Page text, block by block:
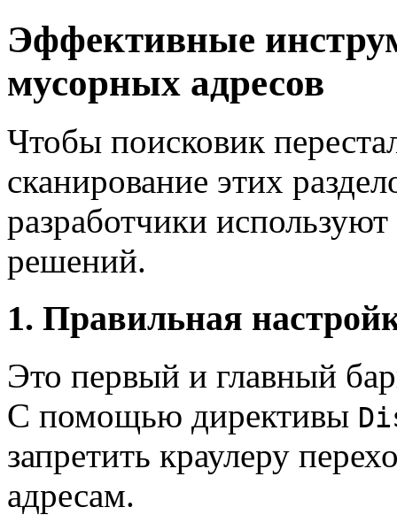
Эффективные
мусорных адресов
Чтобы поисковик
сканирование этих
разработчики
решений.
1. Правильная
Это первый и главный
С помощью директивы
запретить краулеру
адресам.